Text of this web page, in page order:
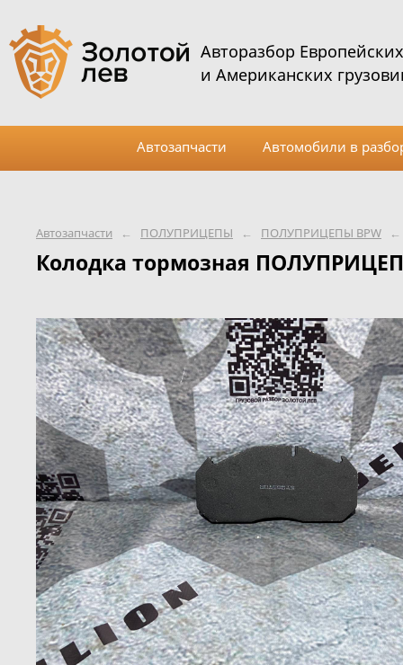
Автозапчасти ← ПОЛУПРИЦЕПЫ ← ПОЛУПРИЦЕПЫ BPW ←
Колодка тормозная
Авторазбор Европейских
и Американских
Автозапчасти Автомобили в